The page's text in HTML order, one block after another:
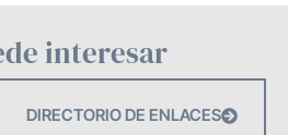
interesar
DIRECTORIO DE ENLACES